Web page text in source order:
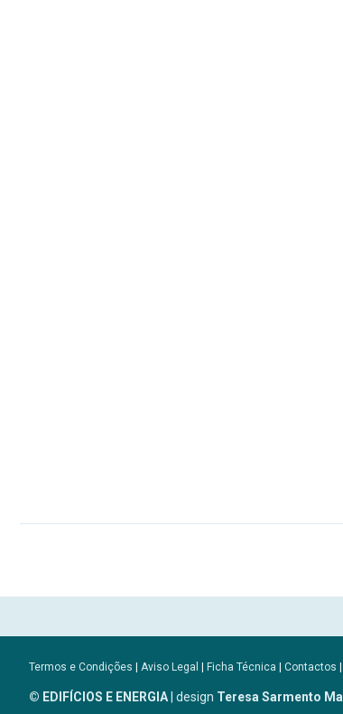
Termos e Condições | Aviso Legal | Ficha Técnica | Contactos |
© EDIFÍCIOS E ENERGIA| design Teresa Sarmento